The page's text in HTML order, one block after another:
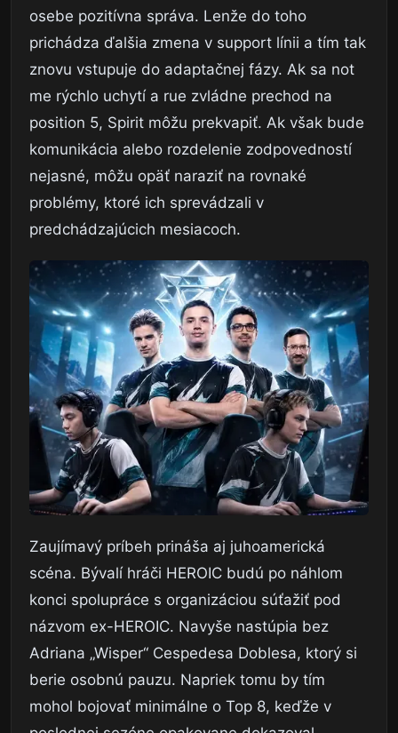
osebe pozitívna správa. Lenže do toho
prichádza ďalšia zmena v support línii a tím tak
znovu vstupuje do adaptačnej fázy. Ak sa not
me rýchlo uchytí a rue zvládne prechod na
position 5, Spirit môžu prekvapiť. Ak však bude
komunikácia alebo rozdelenie zodpovedností
nejasné, môžu opäť naraziť na rovnaké
problémy, ktoré ich sprevádzali v
predchádzajúcich mesiacoch.
Zaujímavý príbeh prináša aj juhoamerická
scéna. Bývalí hráči HEROIC budú po náhlom
konci spolupráce s organizáciou súťažiť pod
názvom ex-HEROIC. Navyše nastúpia bez
Adriana „Wisper“ Cespedesa Doblesa, ktorý si
berie osobnú pauzu. Napriek tomu by tím
mohol bojovať minimálne o Top 8, keďže v